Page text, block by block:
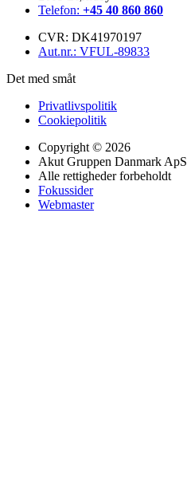
Telefon: +45 40 860 860
CVR: DK41970197
Aut.nr.: VFUL-89833
Det med småt
Privatlivspolitik
Cookiepolitik
Copyright © 2026
Akut Gruppen Danmark ApS
Alle rettigheder forbeholdt
Fokussider
Webmaster